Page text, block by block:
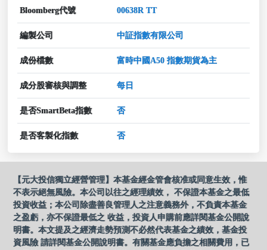
Bloomberg代號 00638R TT
編製公司 中証指數有限公司
成份檔數 富時中國A50 指數期貨為主
成分股審核與調整 每日
是否SmartBeta指數 否
是否客製化指數 否
【元大投信獨立經營管理】本基金經金管會核准或同意生效，惟
不表示絕無風險。本公司以往之經理績效， 不保證本基金之最低
投資收益；本公司除盡善良管理人之注意義務外，不負責本基金
之盈虧，亦不保證最低之 收益，投資人申購前應詳閱基金公開說
明書。本文提及之經濟走勢預測不必然代表基金之績效，基金投
資風險 請詳閱基金公開說明書。有關基金應負擔之相關費用，已